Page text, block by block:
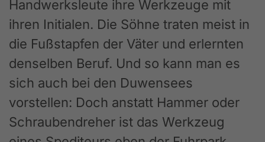
Handwerksleute ihre Werkzeuge mit
ihren Initialen. Die Söhne traten meist in
die Fußstapfen der Väter und erlernten
denselben Beruf. Und so kann man es
sich auch bei den Duwensees
vorstellen: Doch anstatt Hammer oder
Schraubendreher ist das Werkzeug